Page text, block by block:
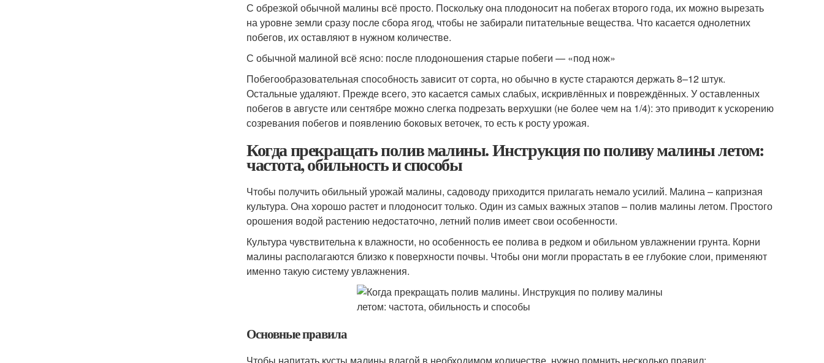
С обрезкой обычной малины всё просто. Поскольку она плодоносит на побегах второго года, их можно вырезать
на уровне земли сразу после сбора ягод, чтобы не забирали питательные вещества. Что касается однолетних
побегов, их оставляют в нужном количестве.
С обычной малиной всё ясно: после плодоношения старые побеги — «под нож»
Побегообразовательная способность зависит от сорта, но обычно в кусте стараются держать 8–12 штук.
Остальные удаляют. Прежде всего, это касается самых слабых, искривлённых и повреждённых. У оставленных
побегов в августе или сентябре можно слегка подрезать верхушки (не более чем на 1/4): это приводит к ускорению
созревания побегов и появлению боковых веточек, то есть к росту урожая.
Когда прекращать полив малины. Инструкция по поливу малины летом:
частота, обильность и способы
Чтобы получить обильный урожай малины, садоводу приходится прилагать немало усилий. Малина – капризная
культура. Она хорошо растет и плодоносит только. Один из самых важных этапов – полив малины летом. Простого
орошения водой растению недостаточно, летний полив имеет свои особенности.
Культура чувствительна к влажности, но особенность ее полива в редком и обильном увлажнении грунта. Корни
малины располагаются близко к поверхности почвы. Чтобы они могли прорастать в ее глубокие слои, применяют
именно такую систему увлажнения.
Основные правила